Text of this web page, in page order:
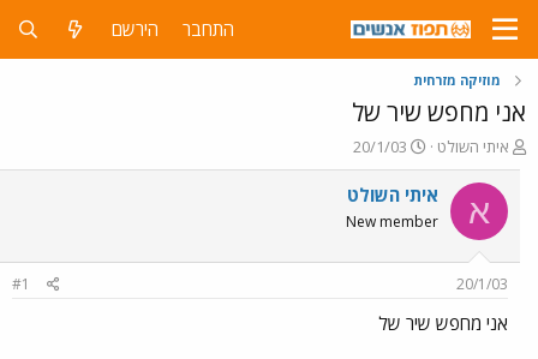
התחבר הירשם
מוזיקה מזרחית
אני מחפש שיר של
פ
ו
ת
ח
ה
ש
א
איתי השולט
פ
ו
ר
ם
ר
20/1/03
א איתי השולט
New member
20/1/03
#1
אני מחפש שיר של